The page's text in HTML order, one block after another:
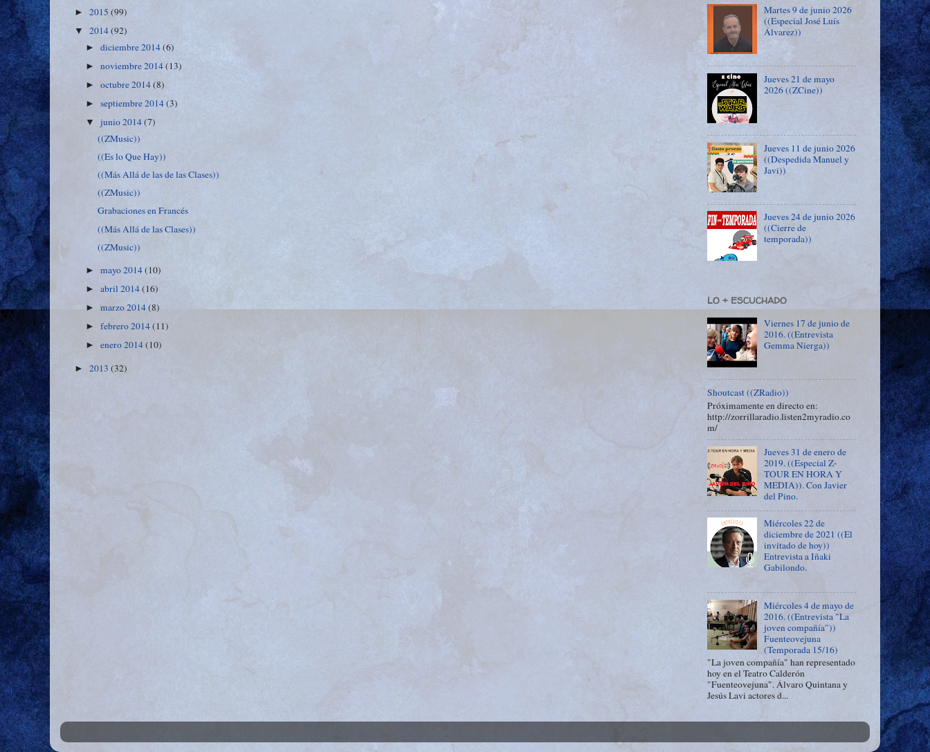
► 2015 (99)
▼ 2014(92)
►diciembre 2014(6)
►noviembre 2014(13)
►octubre 2014(8)
►septiembre 2014(3)
▼junio 2014(7)
((ZMusic))
((Es lo Que Hay))
((Más Allá de las de las Clases))
((ZMusic))
Grabaciones en Francés
((Más Allá de las Clases))
((ZMusic))
►mayo 2014(10)
►abril 2014(16)
►marzo 2014(8)
►febrero 2014(11)
►enero 2014(10)
► 2013 (32)
Martes 9 de junio 2026
((Especial José Luís
Álvarez))
Jueves 21 de mayo
2026 ((ZCine))
Jueves 11 de junio 2026
((Despedida Manuel y
Javi))
Jueves 24 de junio 2026
((Cierre de
temporada))
LO + ESCUCHADO
Viernes 17 de junio de
2016. ((Entrevista
Gemma Nierga))
Shoutcast ((ZRadio))
Próximamente en directo en:
http://zorrillaradio.listen2myradio.co
m/
Jueves 31 de enero de
2019. ((Especial Z-
TOUR EN HORA Y
MEDIA)). Con Javier
del Pino.
Miércoles 22 de
diciembre de 2021 ((El
invitado de hoy))
Entrevista a Iñaki
Gabilondo.
Miércoles 4 de mayo de
2016. ((Entrevista "La
joven compañía"))
Fuenteovejuna
(Temporada 15/16)
"La joven compañía" han representado
hoy en el Teatro Calderón
"Fuenteovejuna". Álvaro Quintana y
Jesús Lavi actores d...